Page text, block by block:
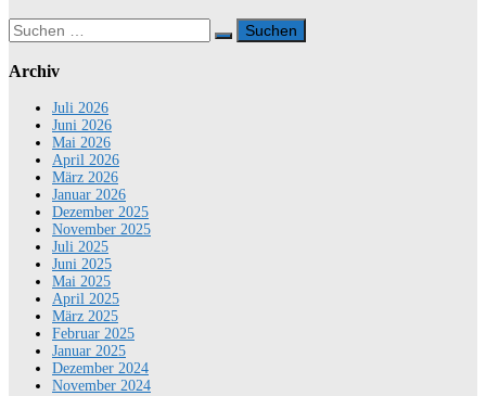
Suchen
nach:
Archiv
Juli 2026
Juni 2026
Mai 2026
April 2026
März 2026
Januar 2026
Dezember 2025
November 2025
Juli 2025
Juni 2025
Mai 2025
April 2025
März 2025
Februar 2025
Januar 2025
Dezember 2024
November 2024